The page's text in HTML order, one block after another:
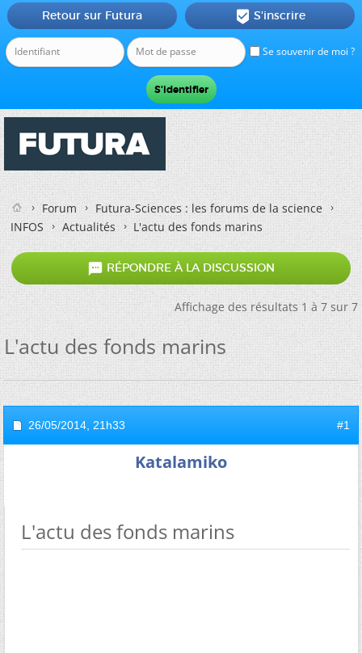
Se souvenir de moi ?
Retour sur Futura  S'inscrire
Forum
Futura-Sciences : les forums de la science
INFOS
Actualités L'actu des fonds marins
 RÉPONDRE À LA DISCUSSION
Affichage des résultats 1 à 7 sur 7
L'actu des fonds marins
26/05/2014, 21h33 #1
Katalamiko
L'actu des fonds marins